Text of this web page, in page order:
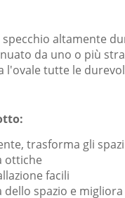
altamente
da uno o più
l'ovale tutte le
trasforma gli
ottiche
facili
dello spazio e